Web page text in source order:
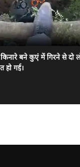
बने कुएं में गिरने से दो
हो गई।